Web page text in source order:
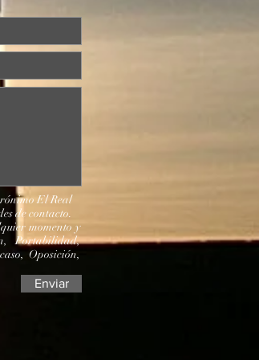
El Real
de contacto.
momento y
Portabilidad,
Oposición,
Enviar